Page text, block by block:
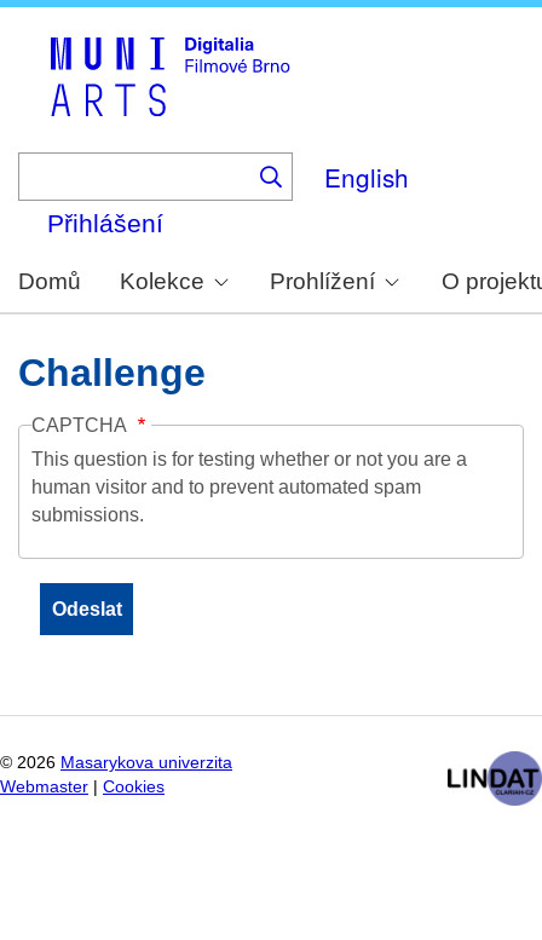
English
Přihlášení
Domů Kolekce Prohlížení O
Challenge
CAPTCHA
This question is for testing whether or not you are a
human visitor and to prevent automated spam
submissions.
© 2026 Masarykova univerzita
Webmaster
Cookies